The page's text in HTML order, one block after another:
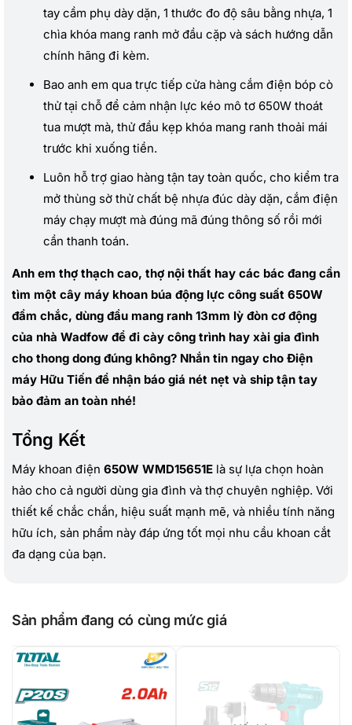
tay cầm phụ dày dặn, 1 thước đo độ sâu bằng nhựa, 1
chìa khóa mang ranh mở đầu cặp và sách hướng dẫn
chính hãng đi kèm.
Bao anh em qua trực tiếp cửa hàng cắm điện bóp cò
thử tại chỗ để cảm nhận lực kéo mô tơ 650W thoát
tua mượt mà, thử đầu kẹp khóa mang ranh thoải mái
trước khi xuống tiền.
Luôn hỗ trợ giao hàng tận tay toàn quốc, cho kiểm tra
mở thùng sờ thử chất bệ nhựa đúc dày dặn, cắm điện
máy chạy mượt mà đúng mã đúng thông số rồi mới
cần thanh toán.
Anh em thợ thạch cao, thợ nội thất hay các bác đang cần
tìm một cây máy khoan búa động lực công suất 650W
đầm chắc, dùng đầu mang ranh 13mm lỳ đòn cơ động
của nhà Wadfow để đi cày công trình hay xài gia đình
cho thong dong đúng không? Nhắn tin ngay cho Điện
máy Hữu Tiến để nhận báo giá nét nẹt và ship tận tay
bảo đảm an toàn nhé!
Tổng Kết
Máy khoan điện 650W WMD15651E là sự lựa chọn hoàn
hảo cho cả người dùng gia đình và thợ chuyên nghiệp. Với
thiết kế chắc chắn, hiệu suất mạnh mẽ, và nhiều tính năng
hữu ích, sản phẩm này đáp ứng tốt mọi nhu cầu khoan cắt
đa dạng của bạn.
Sản phẩm đang có cùng mức giá